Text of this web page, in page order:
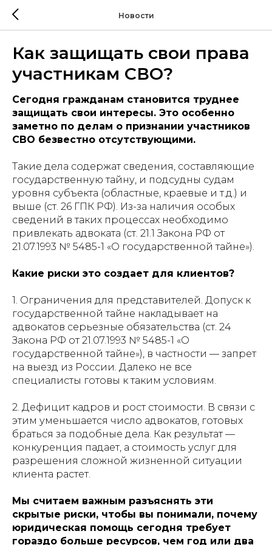
Новости
Как защищать свои права
участникам СВО?
Сегодня гражданам становится труднее
защищать свои интересы. Это особенно
заметно по делам о признании участников
СВО безвестно отсутствующими.
Такие дела содержат сведения, составляющие
государственную тайну, и подсудны судам
уровня субъекта (областные, краевые и т.д.) и
выше (ст. 26 ГПК РФ). Из-за наличия особых
сведений в таких процессах необходимо
привлекать адвоката (ст. 21.1 Закона РФ от
21.07.1993 № 5485-1 «О государственной тайне»).
Какие риски это создает для клиентов?
1. Ограничения для представителей. Допуск к
государственной тайне накладывает на
адвокатов серьезные обязательства (ст. 24
Закона РФ от 21.07.1993 № 5485-1 «О
государственной тайне»), в частности — запрет
на выезд из России. Далеко не все
специалисты готовы к таким условиям.
2. Дефицит кадров и рост стоимости. В связи с
этим уменьшается число адвокатов, готовых
браться за подобные дела. Как результат —
конкуренция падает, а стоимость услуг для
разрешения сложной жизненной ситуации
клиента растет.
Мы считаем важным разъяснять эти
скрытые риски, чтобы вы понимали, почему
юридическая помощь сегодня требует
гораздо больше ресурсов, чем год или два